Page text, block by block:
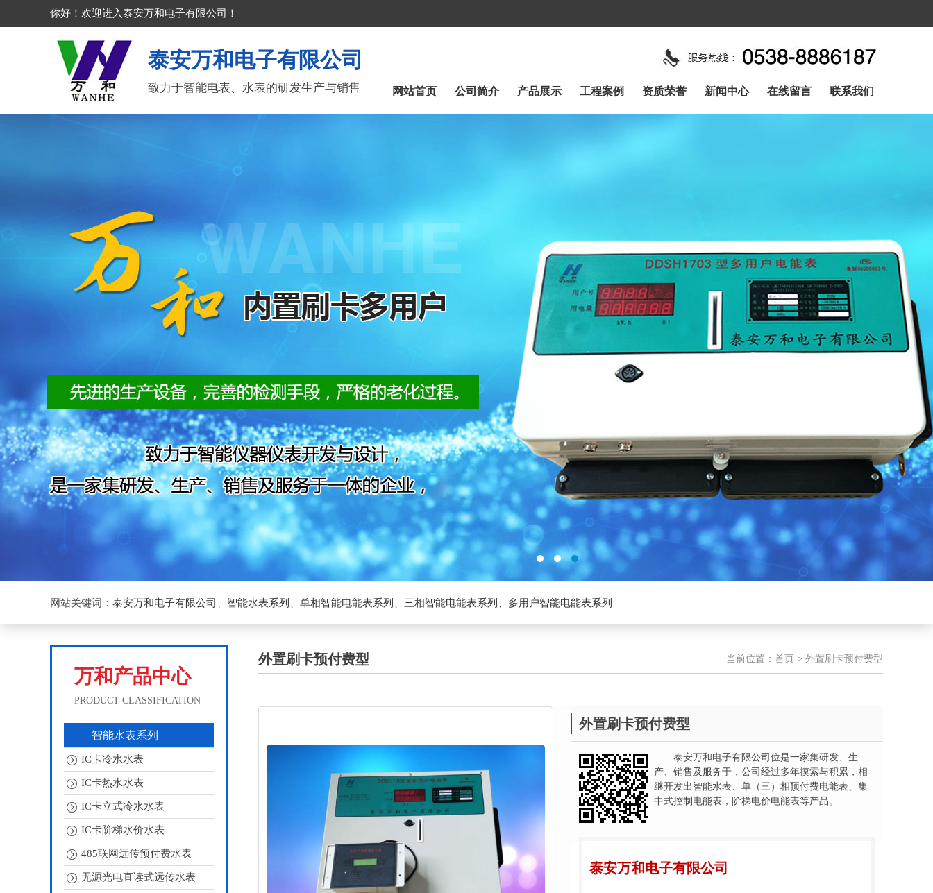
你好！欢迎进入泰安万和电子有限公司！
泰安万和电子有限公司
致力于智能电表、水表的研发生产与销售 网站首页 公司简介 产品展示 工程案例 资质荣誉 新闻中心 在线留言 联系我们
网站关键词： 泰安万和电子有限公司 智能水表系列 单相智能电能表系列 三相智能电能表系列 多用户智能电能表系列
万和产品中心
PRODUCT CLASSIFICATION
智能水表系列
IC卡冷水水表
IC卡热水水表
IC卡立式冷水水表
IC卡阶梯水价水表
485联网远传预付费水表
无源光电直读式远传水表
外置刷卡预付费型 当前位置： 首页 > 外置刷卡预付费型
外置刷卡预付费型
泰安万和电子有限公司位是一家集研发、生
产、销售及服务于，公司经过多年摸索与积累，相
继开发出智能水表、单（三）相预付费电能表、集
中式控制电能表，阶梯电价电能表等产品。
泰安万和电子有限公司